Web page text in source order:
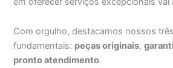
Com orgulho, destacamos nossos
fundamentais: peças originais,
pronto atendimento.